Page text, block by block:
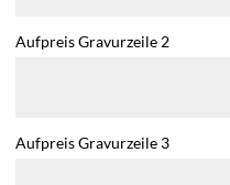
Aufpreis Gravurzeile 2
Aufpreis Gravurzeile 3